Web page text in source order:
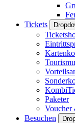
Tickets
Paketer
Voucher
Besuchen